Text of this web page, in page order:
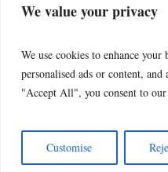
We value your privacy
We use cookies to enhance
personalised ads or content,
"Accept All", you consent to our
Customise
PUBLICIDAD
NoticiasOccidentesv.com ©